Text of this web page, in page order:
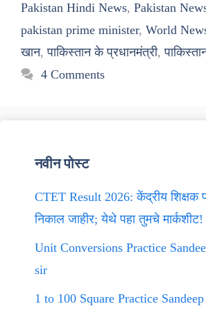
Pakistan Hindi News, Pakistan
pakistan prime minister, World
खान,पाकिस्तान के प्रधानमंत्री,
4 Comments
नवीन पोस्ट
CTET Result 2026: केंद्रीय शिक्षक
निकाल जाहीर; येथे पहा तुमचे मार्कशीट!
Unit Conversions Practice
sir
1 to 100 Square Practice